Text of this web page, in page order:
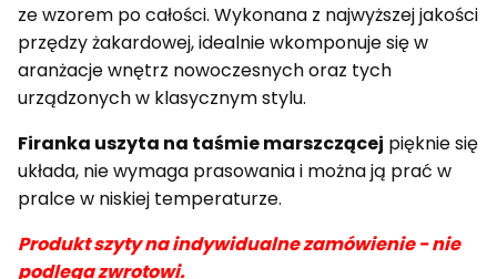
ze wzorem po całości. Wykonana z najwyższej jakości
przędzy żakardowej, idealnie wkomponuje się w
aranżacje wnętrz nowoczesnych oraz tych
urządzonych w klasycznym stylu.
Firanka uszyta na taśmie marszczącej pięknie się
układa, nie wymaga prasowania i można ją prać w
pralce w niskiej temperaturze.
Produkt szyty na indywidualne zamówienie - nie
podlega zwrotowi.